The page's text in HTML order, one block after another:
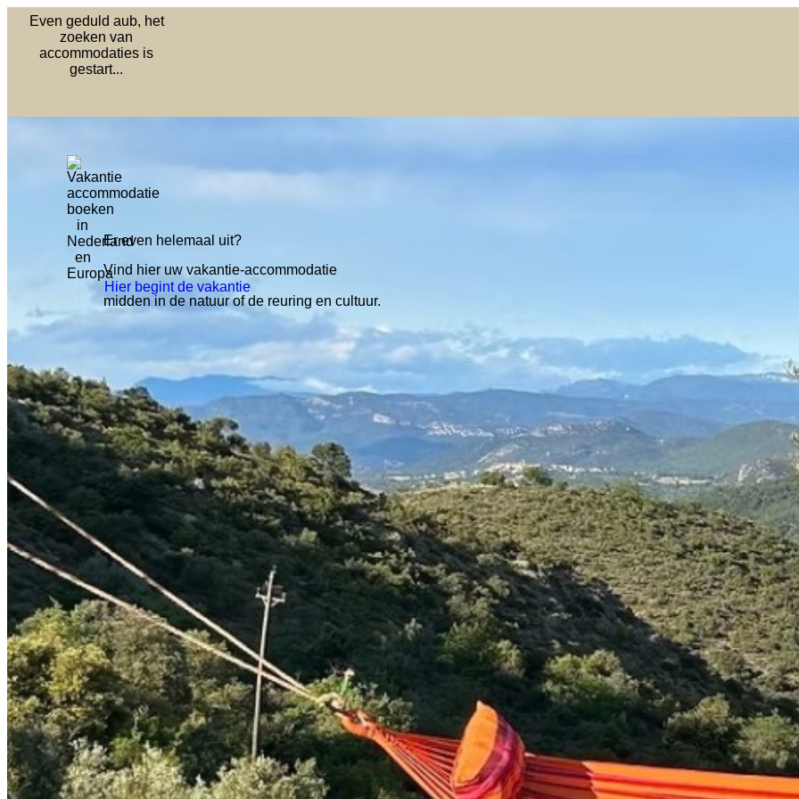
Even geduld aub, het
zoeken van
accommodaties is
gestart...
Hier begint de vakantie
Er even helemaal uit?
Vind hier uw vakantie-accommodatie
midden in de natuur of de reuring en cultuur.